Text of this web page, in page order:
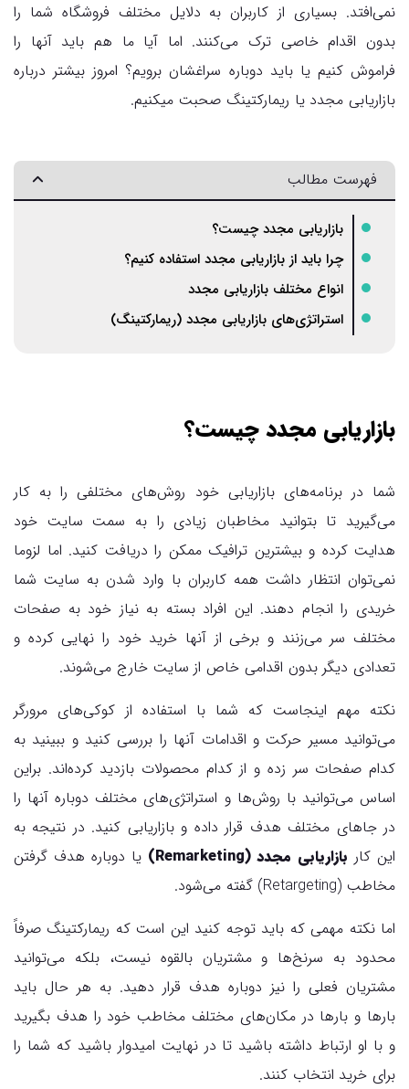
نمی‌افتد. بسیاری از کاربران به دلایل مختلف فروشگاه شما را
بدون اقدام خاصی ترک می‌کنند. اما آیا ما هم باید آنها را
فراموش کنیم یا باید دوباره سراغشان برویم؟ امروز بیشتر درباره
بازاریابی مجدد یا ریمارکتینگ صحبت می­کنیم.
فهرست مطالب
بازاریابی مجدد چیست؟
چرا باید از بازاریابی مجدد استفاده کنیم؟
انواع مختلف بازاریابی مجدد
استراتژی‌های بازاریابی مجدد (ریمارکتینگ)
بازاریابی مجدد چیست؟
شما در برنامه‌های بازاریابی خود روش‌های مختلفی را به کار
می‌گیرید تا بتوانید مخاطبان زیادی را به سمت سایت خود
هدایت کرده و بیشترین ترافیک ممکن را دریافت کنید. اما لزوما
نمی‌توان انتظار داشت همه کاربران با وارد شدن به سایت شما
خریدی را انجام دهند. این افراد بسته به نیاز خود به صفحات
مختلف سر می‌زنند و برخی از آنها خرید خود را نهایی کرده و
تعدادی دیگر بدون اقدامی خاص از سایت خارج می‌شوند.
نکته مهم اینجاست که شما با استفاده از کوکی‌های مرورگر
می‌توانید مسیر حرکت و اقدامات آنها را بررسی کنید و ببینید به
کدام صفحات سر زده و از کدام محصولات بازدید کرده‌اند. براین
اساس می‌توانید با روش‌ها و استراتژی‌های مختلف دوباره آنها را
در جاهای مختلف هدف قرار داده و بازاریابی کنید. در نتیجه به
این کار بازاریابی مجدد (Remarketing)
یا دوباره هدف گرفتن
مخاطب (Retargeting) گفته می‌شود.
اما نکته مهمی که باید توجه کنید این است که ریمارکتینگ صرفاً
محدود به سرنخ‌ها و مشتریان بالقوه نیست، بلکه می‌توانید
مشتریان فعلی را نیز دوباره هدف قرار دهید. به هر حال باید
بارها و بارها در مکان‌های مختلف مخاطب خود را هدف بگیرید
و با او ارتباط داشته باشید تا در نهایت امیدوار باشید که شما را
برای خرید انتخاب کنند.